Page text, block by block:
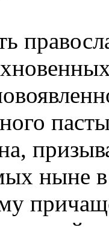
ныне